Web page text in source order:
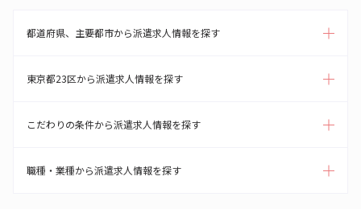
都道府県、主要都市から派遣求人情報を探す
東京都23区から派遣求人情報を探す
こだわりの条件から派遣求人情報を探す
職種・業種から派遣求人情報を探す